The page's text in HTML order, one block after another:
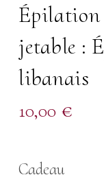
Épilation
jetable :
libanais
10,00 €
Cadeau